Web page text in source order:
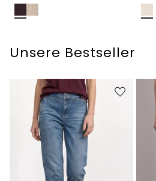
Unsere Bestseller